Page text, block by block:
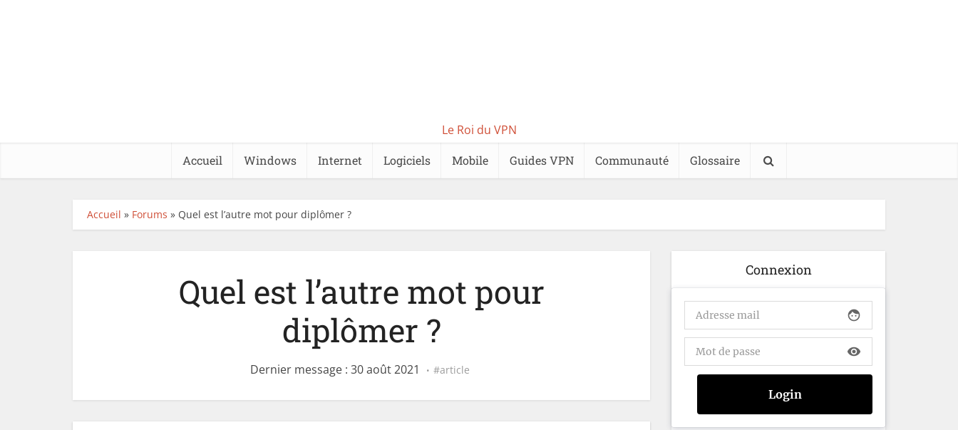
Le Roi du VPN
Accueil Windows Internet Logiciels Mobile Guides VPN Communauté Glossaire
Accueil » Forums » Quel est l’autre mot pour diplômer ?
Quel est l’autre mot pour
diplômer ?
Dernier message : 30 août 2021 article
Connexion
face
visibility